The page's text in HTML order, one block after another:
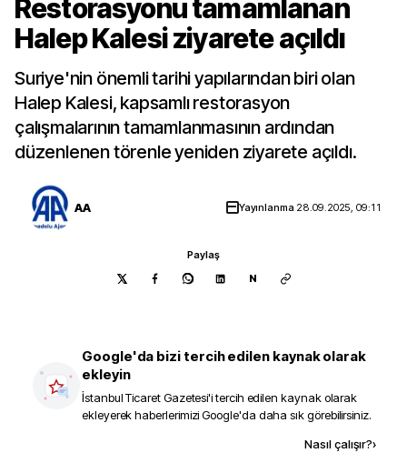
Restorasyonu tamamlanan
Halep Kalesi ziyarete açıldı
Suriye'nin önemli tarihi yapılarından biri olan
Halep Kalesi, kapsamlı restorasyon
çalışmalarının tamamlanmasının ardından
düzenlenen törenle yeniden ziyarete açıldı.
AA Yayınlanma 28.09.2025, 09:11
Paylaş
N
Google'da bizi tercih edilen kaynak olarak
ekleyin
İstanbul Ticaret Gazetesi'i tercih edilen kaynak olarak
ekleyerek haberlerimizi Google'da daha sık görebilirsiniz.
Nasıl çalışır?›